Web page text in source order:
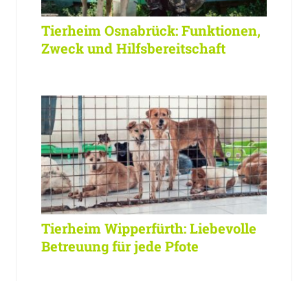
Tierheim Osnabrück: Funktionen,
Zweck und Hilfsbereitschaft
Tierheim Wipperfürth: Liebevolle
Betreuung für jede Pfote